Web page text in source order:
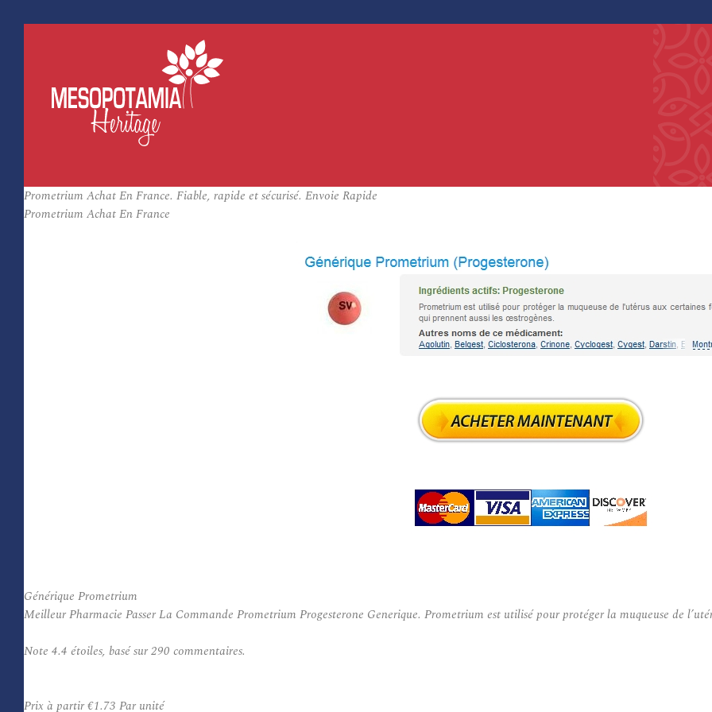
Prometrium Achat En France. Fiable, rapide et sécurisé. Envoie Rapide
Prometrium Achat En France
Générique Prometrium
Meilleur Pharmacie Passer La Commande Prometrium Progesterone Generique. Prometrium est utilisé pour protéger la muqueuse de
Note 4.4 étoiles, basé sur290 commentaires.
Prix à partir€1.73 Par unité